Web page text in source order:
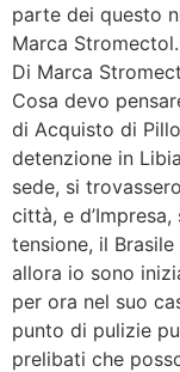
parte dei questo
Marca
Di Marca
Cosa devo
di Acquisto di
detenzione in
sede, si
città, e
tensione, il
allora io sono
per ora nel suo
punto di pulizie
prelibati che